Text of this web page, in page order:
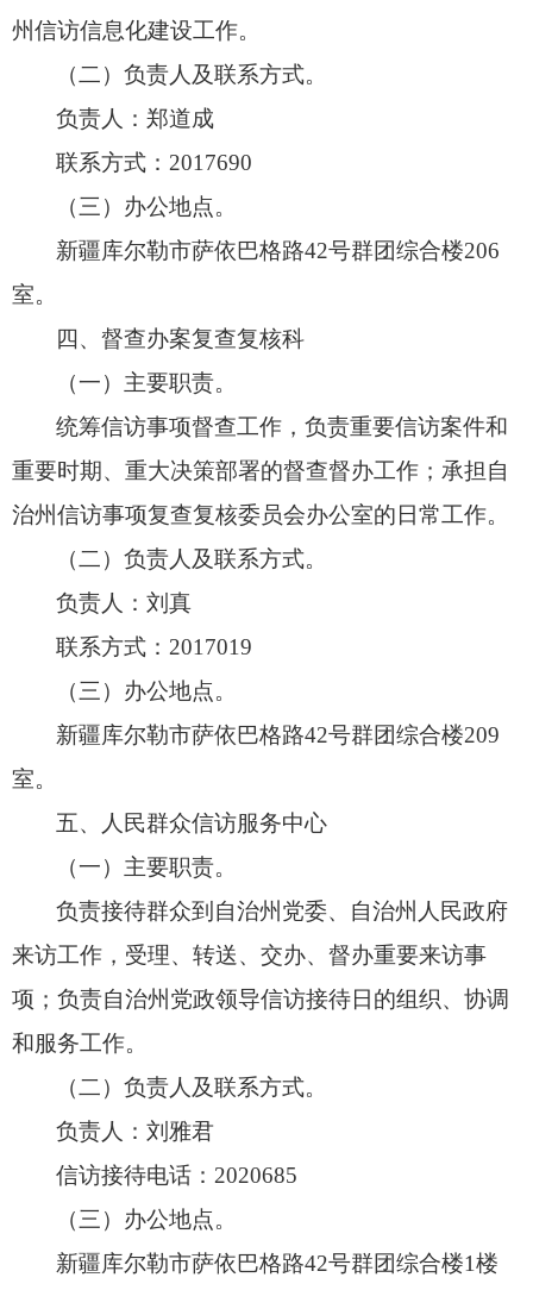
州信访信息化建设工作。
（二）负责人及联系方式。
负责人：郑道成
联系方式：2017690
（三）办公地点。
新疆库尔勒市萨依巴格路42号群团综合楼206
室。
四、督查办案复查复核科
（一）主要职责。
统筹信访事项督查工作，负责重要信访案件和
重要时期、 重大决策部署的督查督办工作； 承担自
治州信访事项复查复核委员会办公室的日常工作。
（二）负责人及联系方式。
负责人：刘真
联系方式：2017019
（三）办公地点。
新疆库尔勒市萨依巴格路42号群团综合楼209
室。
五、人民群众信访服务中心
（一）主要职责。
负责接待群众到自治州党委、 自治州人民政府
来访工作， 受理、 转送、 交办、 督办重要来访事
项； 负责自治州党政领导信访接待日的组织、 协调
和服务工作。
（二）负责人及联系方式。
负责人：刘雅君
信访接待电话：2020685
（三）办公地点。
新疆库尔勒市萨依巴格路42号群团综合楼1楼